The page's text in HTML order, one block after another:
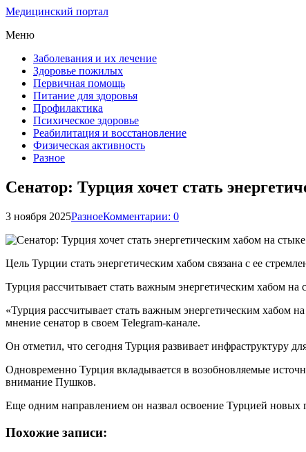
Медицинский портал
Меню
Заболевания и их лечение
Здоровье пожилых
Первичная помощь
Питание для здоровья
Профилактика
Психическое здоровье
Реабилитация и восстановление
Физическая активность
Разное
Сенатор: Турция хочет стать
3 ноября 2025РазноеКомментарии: 0
Цель Турции стать энергетическим хабом связана с ее
Турция рассчитывает стать важным энергетическим хабом
«Турция рассчитывает стать важным энергетическим хабом
мнение сенатор в своем Telegram-канале.
Он отметил, что сегодня Турция развивает инфраструктуру
Одновременно Турция вкладывается в возобновляемые
внимание Пушков.
Еще одним направлением он назвал освоение Турцией
Похожие записи: